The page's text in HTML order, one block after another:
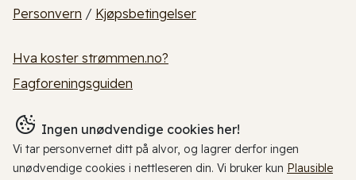
Personvern / Kjøpsbetingelser
Hva koster strømmen.no?
Fagforeningsguiden
Ingen unødvendige cookies her!
Vi tar personvernet ditt på alvor, og lagrer derfor ingen
unødvendige cookies i nettleseren din. Vi bruker kun Plausible